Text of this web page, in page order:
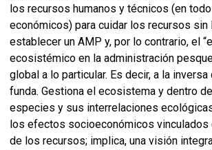
los recursos humanos y técnicos (en
económicos) para cuidar los recursos sin
establecer un AMP y, por lo contrario, el
ecosistémico en la administración
global a lo particular. Es decir, a la
funda. Gestiona el ecosistema y dentro
especies y sus interrelaciones
los efectos socioeconómicos vinculados
de los recursos; implica, una visión